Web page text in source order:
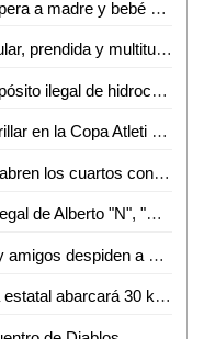
Instancia de la Mujer en Valles recupera a madre y bebé sustraídos fuera del estado
Luis R Conriquez escribe espectacular, prendida y multitudinaria noche en la Fenae
Protección Civil Estatal clausura depósito ilegal de hidrocarburos
Pedro López "Peque Jr" listo para brillar en la Copa Atleti 2026
¡Duelo de gigantes! Tigres y Toluca abren los cuartos con alta tensión
Esta tarde podrían definir situación legal de Alberto "N", "El Patrón", por violencia familiar
"Un político del pueblo": Familiares y amigos despiden a Juan José Ortiz Azuara con toque de silencio
Rehabilitarán Cordillera Tének; obra estatal abarcará 30 kilómetros